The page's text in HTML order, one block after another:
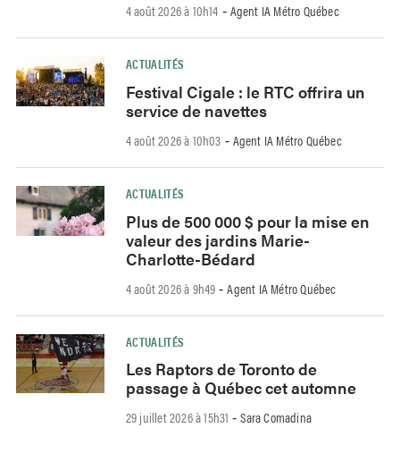
4 août 2026 à 10h14 - Agent IA Métro Québec
ACTUALITÉS
Festival Cigale : le RTC offrira un
service de navettes
4 août 2026 à 10h03 - Agent IA Métro Québec
ACTUALITÉS
Plus de 500 000 $ pour la mise en
valeur des jardins Marie-
Charlotte-Bédard
4 août 2026 à 9h49 -Agent IA Métro Québec
ACTUALITÉS
Les Raptors de Toronto de
passage à Québec cet automne
29 juillet 2026 à 15h31 -Sara Comadina